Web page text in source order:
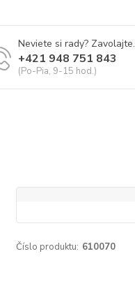
Neviete si rady? Zavolajte.
+421 948 751 843
(Po-Pia, 9-15 hod.)
Číslo produktu: 610070